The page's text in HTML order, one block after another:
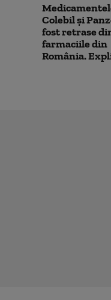
Colebil și
fost retrase
farmaciile din
România.